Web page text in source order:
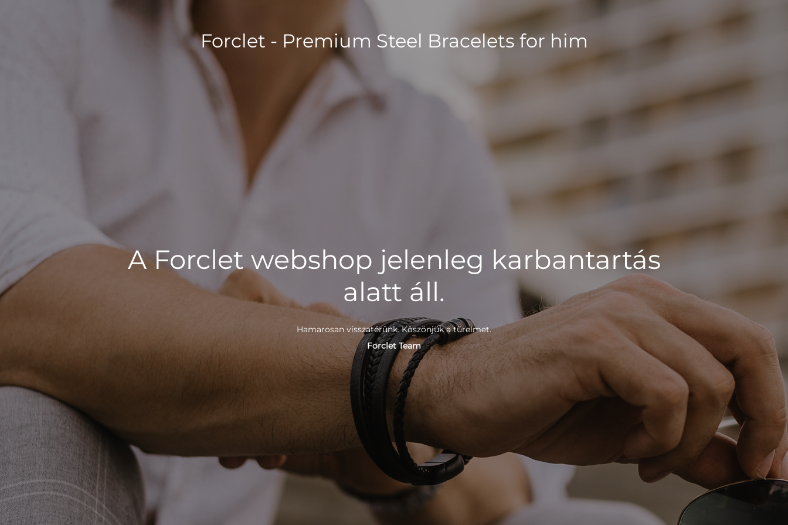
Forclet - Premium Steel Bracelets for him
A Forclet webshop jelenleg karbantartás
alatt áll.
Hamarosan visszatérünk. Köszönjük a türelmet.
Forclet Team